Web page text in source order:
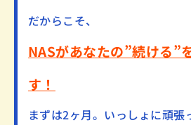
だからこそ、
NASがあなたの”続ける”
す！
まずは2ヶ月。いっしょに頑張